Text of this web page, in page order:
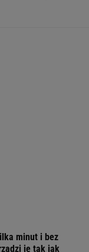
minut i bez
je tak jak